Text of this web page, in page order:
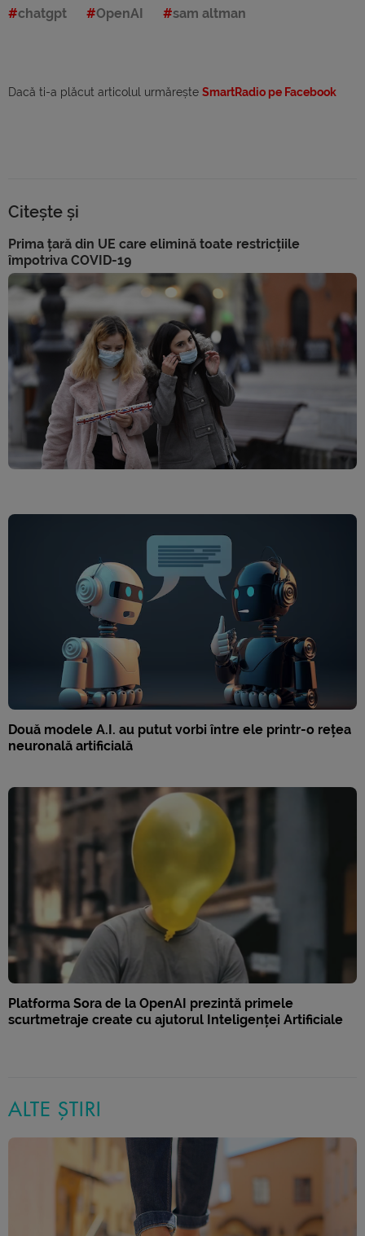
chatgpt OpenAI sam altman
Dacă ti-a plăcut articolul urmărește SmartRadio pe Facebook
Citește și
Prima țară din UE care elimină toate restricțiile
împotriva COVID-19
Două modele A.I. au putut vorbi între ele printr-o rețea
neuronală artificială
Platforma Sora de la OpenAI prezintă primele
scurtmetraje create cu ajutorul Inteligenței Artificiale
ALTE ȘTIRI